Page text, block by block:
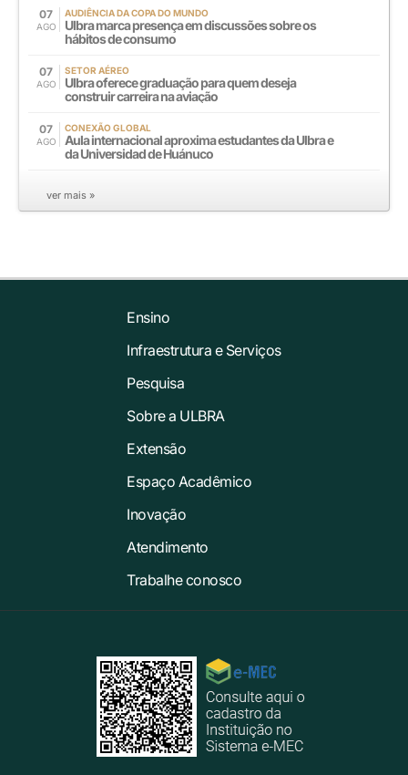
07
AGO
AUDIÊNCIA DA COPA DO MUNDO
Ulbra marca presença em discussões sobre os
hábitos de consumo
07
AGO
SETOR AÉREO
Ulbra oferece graduação para quem deseja
construir carreira na aviação
07
AGO
CONEXÃO GLOBAL
Aula internacional aproxima estudantes da Ulbra e
da Universidad de Huánuco
ver mais »
Ensino
Infraestrutura e Serviços
Pesquisa
Sobre a ULBRA
Extensão
Espaço Acadêmico
Inovação
Atendimento
Trabalhe conosco